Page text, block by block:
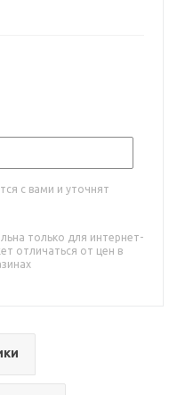
с вами и уточнят
только для интернет-
отличаться от цен в